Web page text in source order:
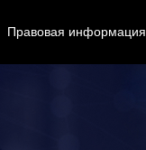
Правовая информация